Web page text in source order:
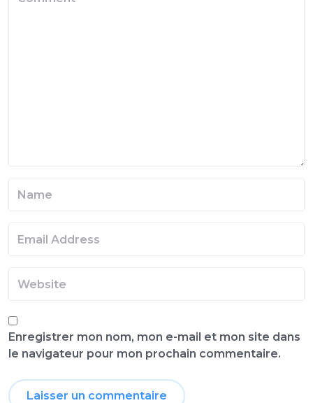
Enregistrer mon nom, mon e-mail et mon site dans
le navigateur pour mon prochain commentaire.